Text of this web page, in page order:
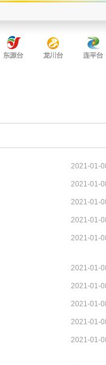
2021-01-
2021-01-
2021-01-
2021-01-
2021-01-
2021-01-
2021-01-
2021-01-
2021-01-
2021-01-